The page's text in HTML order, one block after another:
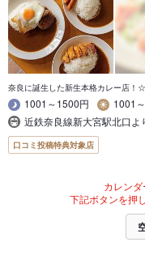
奈良に誕生した新生本格カレー店！☆
1001～1500円
1001
近鉄奈良線新大宮駅北口よ
口コミ投稿特典対象店
カレンダ
下記ボタンを押